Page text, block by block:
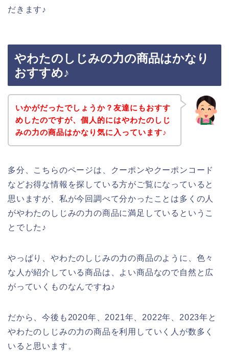
だきます♪
やわたのしじみの力の商品はかなり
おすすめ♪
いかがだったでしょうか？友達にもおすす
めしたのですが、個人的にはやわたのしじ
みの力の商品はかなり気に入っています♪
多分、こちらのページは、クーポンやクーポンコード
などお得な情報を探している方がご覧になっていると
思いますが、私が今回調べて分かったことは多くの人
がやわたのしじみの力の商品に満足しているというこ
とでした♪
やっぱり、やわたのしじみの力の商品のように、色々
な人が紹介している商品は、よい商品なので自然と広
がっていくものなんですね♪
だから、今後も2020年、2021年、2022年、2023年と
やわたのしじみの力の商品を利用していく人が数多く
いると思います。